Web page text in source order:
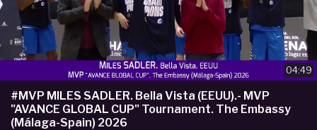
04:49
#MVP MILES SADLER. Bella Vista (EEUU).- MVP
"AVANCE GLOBAL CUP" Tournament. The Embassy
(Málaga-Spain) 2026